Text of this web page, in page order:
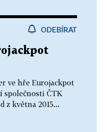
ODEBÍRAT
ve hře Eurojackpot
společnosti ČTK
z května 2015...